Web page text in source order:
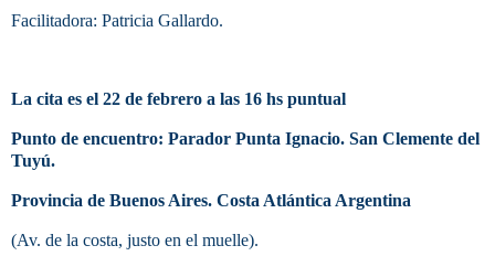
Facilitadora: Patricia Gallardo.
La cita es el 22 de febrero a las 16 hs puntual
Punto de encuentro: Parador Punta Ignacio. San Clemente del
Tuyú.
Provincia de Buenos Aires. Costa Atlántica Argentina
(Av. de la costa, justo en el muelle).